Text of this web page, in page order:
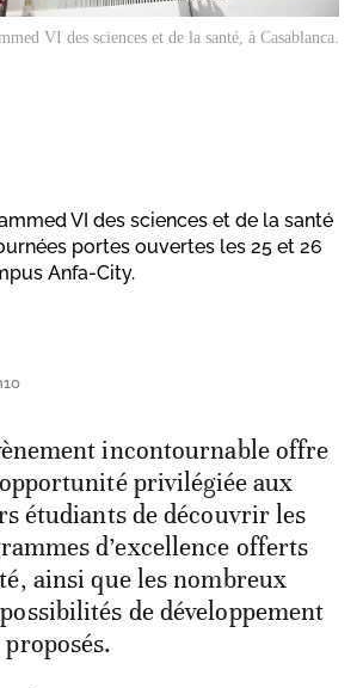
VI des sciences et de la santé, à Casablanca.
VI des sciences et de la santé
portes ouvertes les 25 et 26
Anfa-City.
incontournable offre
privilégiée aux
étudiants de découvrir les
d’excellence offerts
ainsi que les nombreux
de développement